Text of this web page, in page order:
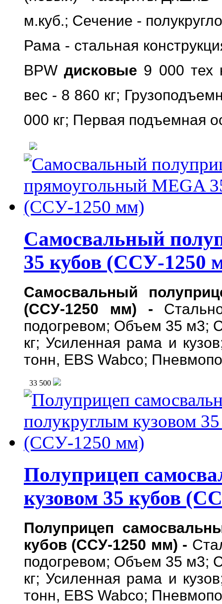
м.куб.; Сечение -
Рама - стальная
BPWдисковые 9 000 тех
вес - 8 860 кг;
000 кг; Первая подъемная
Самосвальный
35 кубов (ССУ-1250
Самосвальный
(ССУ-1250 мм) -
подогревом; Объем 35 м3;
кг; Усиленная рама и
тонн, EBS Wabco;
33 500
Полуприцеп
кузовом 35 кубов
Полуприцеп
кубов (ССУ-1250 мм) -
подогревом; Объем 35 м3;
кг; Усиленная рама и
тонн, EBS Wabco;